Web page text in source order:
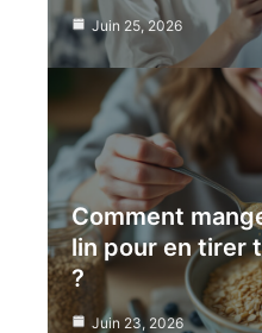
Juin 25, 2026
Comment
lin pour en tirer
?
Juin 23, 2026